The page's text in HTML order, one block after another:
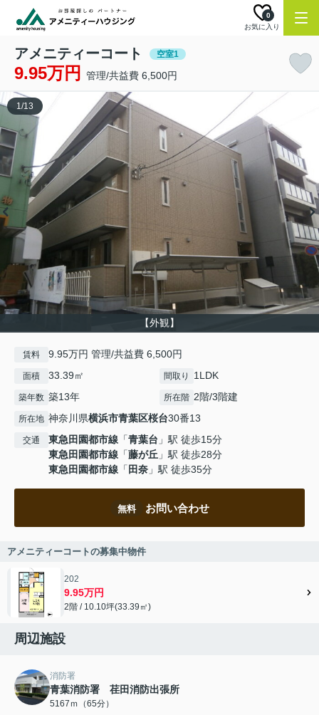
お気に入り
0
アメニティーコート 空室1
9.95万円 管理/共益費 6,500円
【外観】
1/13
賃料 9.95万円 管理/共益費 6,500円
面積 33.39㎡ 間取り 1LDK
築年数 築13年 所在階 2階/3階建
所在地 神奈川県横浜市青葉区桜台30番13
交通 東急田園都市線 「青葉台 」駅 徒歩15分
東急田園都市線 「藤が丘 」駅 徒歩28分
東急田園都市線 「 田奈 」駅 徒歩35分
無料 お問い合わせ
アメニティーコートの募集中物件
202
9.95万円
2階 / 10.10坪(33.39㎡)
周辺施設
消防署
青葉消防署 荏田消防出張所
5167ｍ（65分）